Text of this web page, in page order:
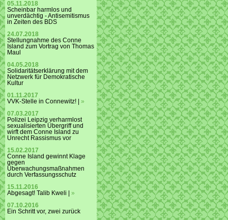
05.11.2018
Scheinbar harmlos und
unverdächtig - Antisemitismus
in Zeiten des BDS
24.07.2018
Stellungnahme des Conne
Island zum Vortrag von Thomas
Maul
04.05.2018
Solidaritätserklärung mit dem
Netzwerk für Demokratische
Kultur
01.11.2017
VVK-Stelle in Connewitz! | »
07.03.2017
Polizei Leipzig verharmlost
sexualisierten Übergriff und
wirft dem Conne Island zu
Unrecht Rassismus vor
15.02.2017
Conne Island gewinnt Klage
gegen
Überwachungsmaßnahmen
durch Verfassungsschutz
15.11.2016
Abgesagt! Talib Kweli | »
07.10.2016
Ein Schritt vor, zwei zurück